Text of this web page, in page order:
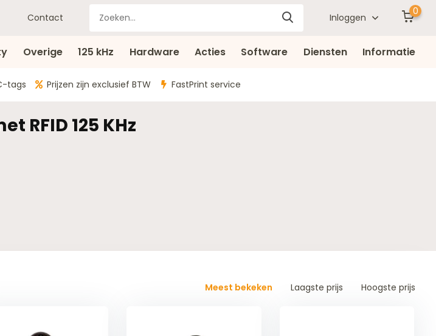
Contact Inloggen
0
Overige 125 kHz Hardware Acties Software Diensten Informatie
tags Prijzen zijn exclusief BTW FastPrint service
RFID 125 KHz
Meest bekeken Laagste prijs Hoogste prijs